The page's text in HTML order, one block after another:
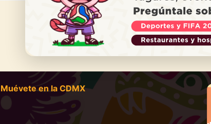
Muévete en la CDMX